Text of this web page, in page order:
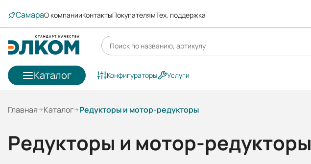
СамараО компанииКонтактыПокупателямТех. поддержка
Каталог Конфигураторы Услуги
Главная Каталог Редукторы и мотор-редукторы
Редукторы и мотор-редукторы